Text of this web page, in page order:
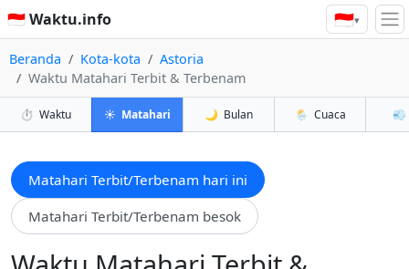
🇮🇩 Waktu.info 🇮🇩▾
Beranda Kota-kota
Astoria
Waktu Matahari Terbit & Terbenam
⏱️ Waktu ☀️ Matahari 🌙 Bulan 🌦️ Cuaca 💨
Matahari Terbit/Terbenam hari ini
Matahari Terbit/Terbenam besok